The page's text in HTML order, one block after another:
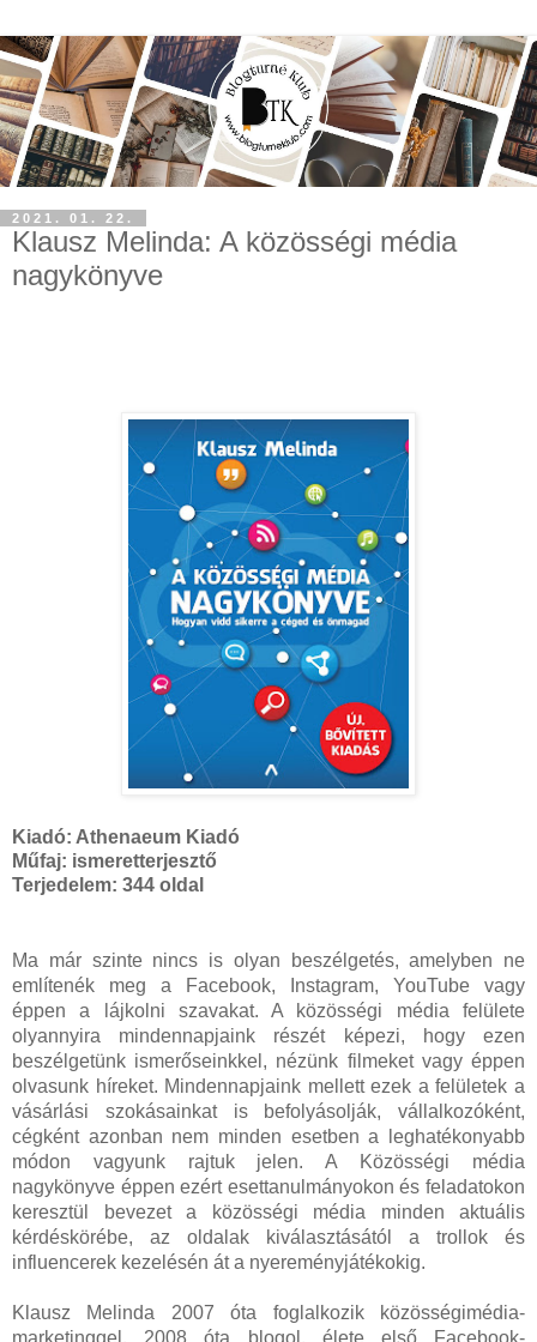
2021. 01. 22.
Klausz Melinda: A közösségi média
nagykönyve
Kiadó: Athenaeum Kiadó
Műfaj: ismeretterjesztő
Terjedelem: 344 oldal
Ma már szinte nincs is olyan beszélgetés, amelyben ne
említenék meg a Facebook, Instagram, YouTube vagy
éppen a lájkolni szavakat. A közösségi média felülete
olyannyira mindennapjaink részét képezi, hogy ezen
beszélgetünk ismerőseinkkel, nézünk filmeket vagy éppen
olvasunk híreket. Mindennapjaink mellett ezek a felületek a
vásárlási szokásainkat is befolyásolják, vállalkozóként,
cégként azonban nem minden esetben a leghatékonyabb
módon vagyunk rajtuk jelen. A Közösségi média
nagykönyve éppen ezért esettanulmányokon és feladatokon
keresztül bevezet a közösségi média minden aktuális
kérdéskörébe, az oldalak kiválasztásától a trollok és
influencerek kezelésén át a nyereményjátékokig.
Klausz Melinda 2007 óta foglalkozik közösségimédia-
marketinggel, 2008 óta blogol, élete első Facebook-